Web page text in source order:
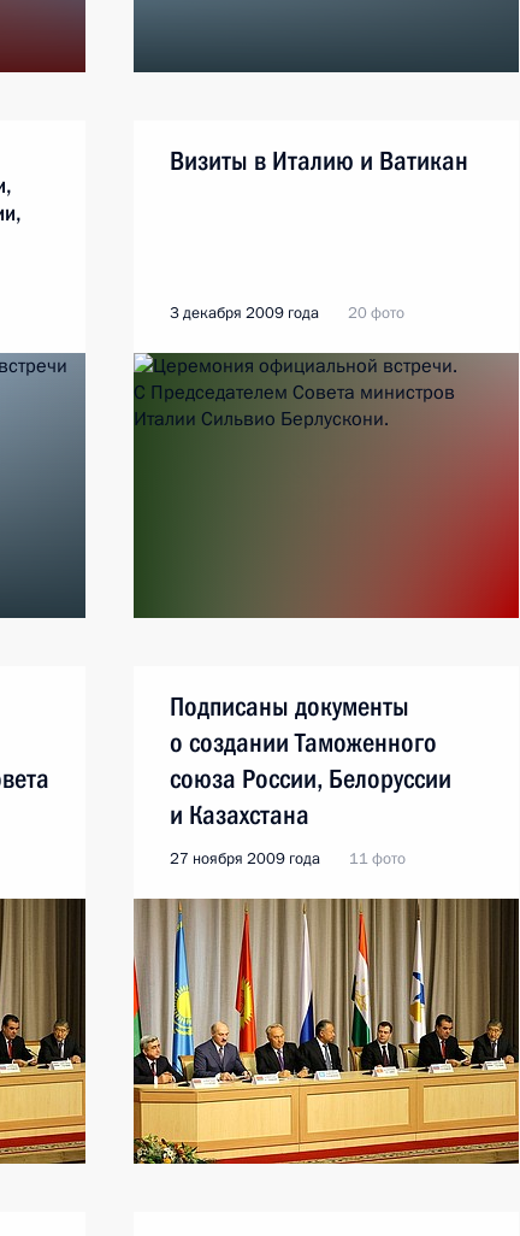
Визиты в Италию и Ватикан
3 декабря 2009 года 20 фото
Подписаны документы
о создании Таможенного
союза России, Белоруссии
и Казахстана
27 ноября 2009 года 11 фото